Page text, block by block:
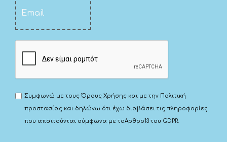
Συμφωνώ με τουςΌρους Χρήσης και με την Πολιτική
προστασίας και δηλώνω ότι έχω διαβάσει τις πληροφορίες
που απαιτούνται σύμφωνα με τοΑρθρο13 του GDPR.